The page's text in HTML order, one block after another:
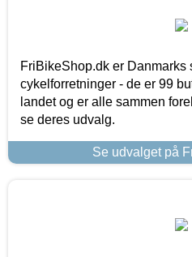
FriBikeShop.dk er
cykelforretninger - de er 99
landet og er alle sammen
se deres udvalg.
Se udvalget på